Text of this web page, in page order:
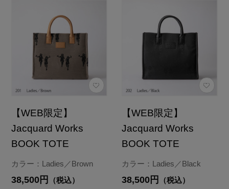
【WEB限定】
Jacquard Works
BOOK TOTE
カラー：Ladies／Brown
38,500円 （税込）
【WEB限定】
Jacquard Works
BOOK TOTE
カラー：Ladies／Black
38,500円 （税込）